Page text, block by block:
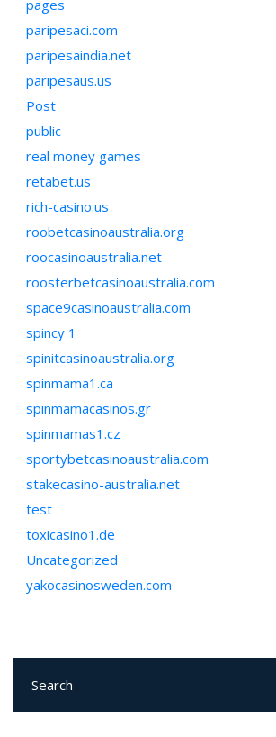
pages
paripesaci.com
paripesaindia.net
paripesaus.us
Post
public
real money games
retabet.us
rich-casino.us
roobetcasinoaustralia.org
roocasinoaustralia.net
roosterbetcasinoaustralia.com
space9casinoaustralia.com
spincy 1
spinitcasinoaustralia.org
spinmama1.ca
spinmamacasinos.gr
spinmamas1.cz
sportybetcasinoaustralia.com
stakecasino-australia.net
test
toxicasino1.de
Uncategorized
yakocasinosweden.com